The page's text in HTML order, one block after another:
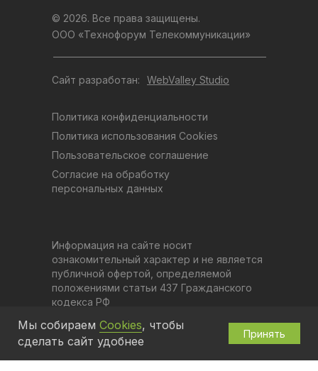
Информация на сайте носит
ознакомительный характер и не является
публичной офертой, определяемой
положениями статьи 437 Гражданского
кодекса РФ
Политика использования Cookies
Согласие на обработку
персональных данных
Пользовательское соглашение
Политика конфиденциальности
© 2026. Все права защищены.
ООО «Технофорум Телекоммуникации»
Сайт разработан: WebValley Studio
Мы собираем Cookies, чтобы
сделать сайт удобнее
Принять